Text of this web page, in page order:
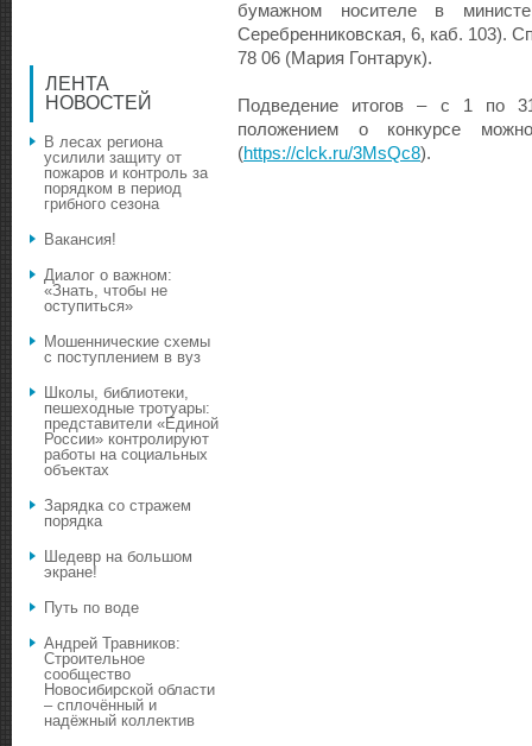
бумажном носителе в
Серебренниковская, 6, каб. 103).
78 06 (Мария Гонтарук).
Подведение итогов – с 1 по
положением о конкурсе
(https://clck.ru/3MsQc8).
ЛЕНТА
НОВОСТЕЙ
В лесах региона
усилили защиту от
пожаров и контроль за
порядком в период
грибного сезона
Вакансия!
Диалог о важном:
«Знать, чтобы не
оступиться»
Мошеннические схемы
с поступлением в вуз
Школы, библиотеки,
пешеходные тротуары:
представители «Единой
России» контролируют
работы на социальных
объектах
Зарядка со стражем
порядка
Шедевр на большом
экране!
Путь по воде
Андрей Травников:
Строительное
сообщество
Новосибирской области
– сплочённый и
надёжный коллектив